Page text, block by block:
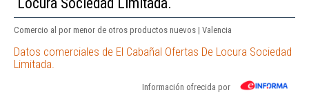
Comercio al por menor de otros productos nuevos | Valencia
Datos comerciales de El Cabañal Ofertas De Locura Sociedad
Limitada.
Información ofrecida por